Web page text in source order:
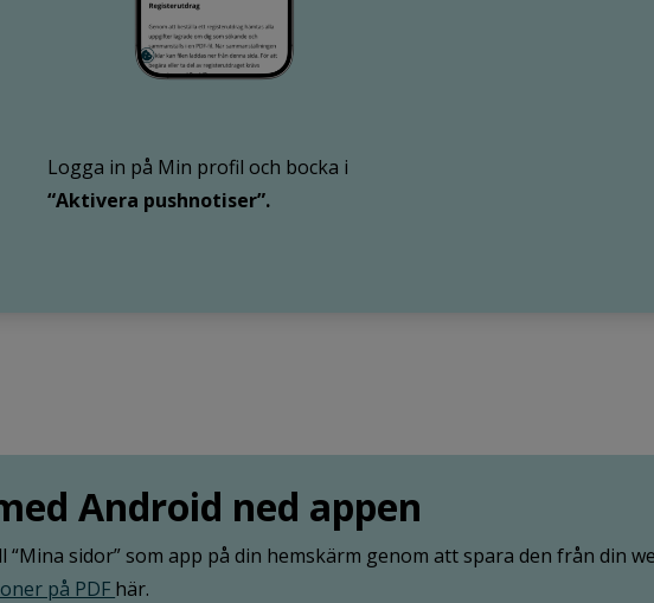
Logga in på Min profil och bocka i
“Aktivera pushnotiser”.
Android ned appen
sidor” som app på din hemskärm genom att spara den från din
på PDF här.